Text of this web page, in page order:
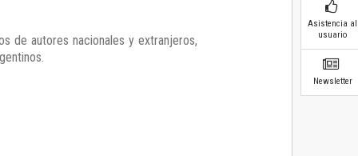
de autores nacionales y extranjeros,
Asistencia al
usuario
Newsletter